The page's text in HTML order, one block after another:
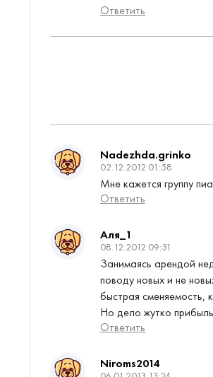
Ответить
Nadezhda.grinko
02.12.2012 01:58
Мне кажется группу
Ответить
Аля_1
08.12.2012 09:31
Занимаясь арендой
поводу новых и не
быстрая сменяемость,
Но дело жутко
Ответить
Niroms2014